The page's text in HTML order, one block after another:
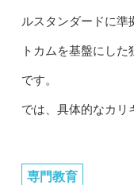
ルスタンダードに準
トカムを基盤にし
です。
では、具体的なカリ
専門教育